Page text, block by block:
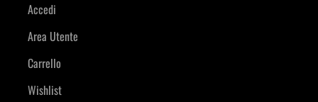
Accedi
Area Utente
Carrello
Wishlist